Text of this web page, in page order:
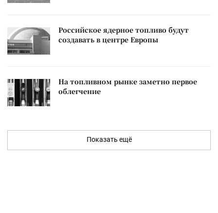
Российское ядерное топливо будут
создавать в центре Европы
На топливном рынке заметно первое
облегчение
Показать ещё